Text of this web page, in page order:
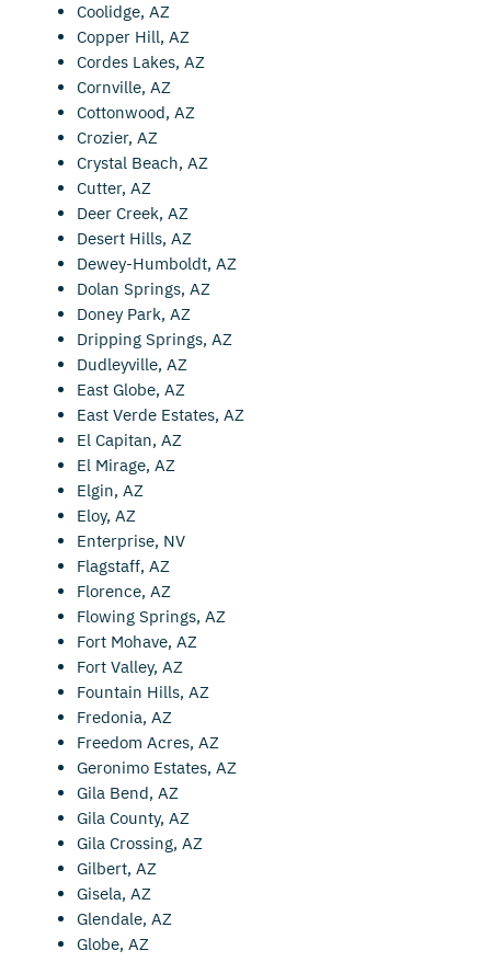
Coolidge, AZ
Copper Hill, AZ
Cordes Lakes, AZ
Cornville, AZ
Cottonwood, AZ
Crozier, AZ
Crystal Beach, AZ
Cutter, AZ
Deer Creek, AZ
Desert Hills, AZ
Dewey-Humboldt, AZ
Dolan Springs, AZ
Doney Park, AZ
Dripping Springs, AZ
Dudleyville, AZ
East Globe, AZ
East Verde Estates, AZ
El Capitan, AZ
El Mirage, AZ
Elgin, AZ
Eloy, AZ
Enterprise, NV
Flagstaff, AZ
Florence, AZ
Flowing Springs, AZ
Fort Mohave, AZ
Fort Valley, AZ
Fountain Hills, AZ
Fredonia, AZ
Freedom Acres, AZ
Geronimo Estates, AZ
Gila Bend, AZ
Gila County, AZ
Gila Crossing, AZ
Gilbert, AZ
Gisela, AZ
Glendale, AZ
Globe, AZ